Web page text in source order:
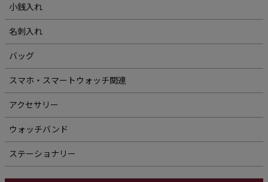
小銭入れ
名刺入れ
バッグ
スマホ・スマートウォッチ関連
アクセサリー
ウォッチバンド
ステーショナリー